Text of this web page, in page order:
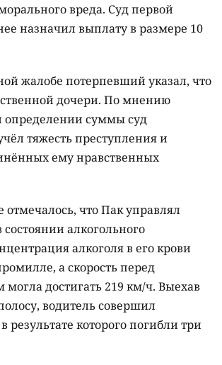
вреда. Суд первой
назначил выплату в размере 10
жалобе потерпевший указал, что
дочери. По мнению
определении суммы суд
тяжесть преступления и
ему нравственных
отмечалось, что Пак управлял
алкогольного
алкоголя в его крови
а скорость перед
могла достигать 219 км/ч. Выехав
водитель совершил
результате которого погибли три